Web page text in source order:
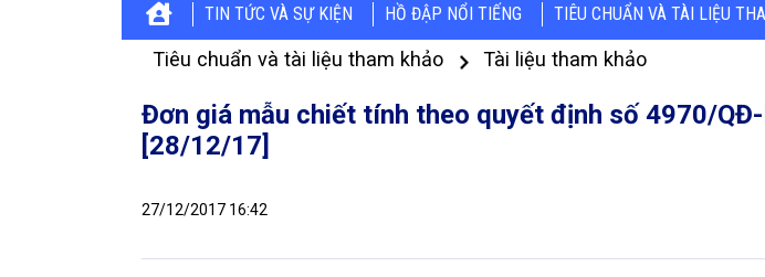
TIN TỨC VÀ SỰ KIỆN HỒ ĐẬP NỔI TIẾNG TIÊU CHUẨN VÀ TÀI LIỆU
Tiêu chuẩn và tài liệu tham khảo Tài liệu tham khảo
Đơn giá mẫu chiết tính theo quyết định số 4970/
[28/12/17]
27/12/2017 16:42